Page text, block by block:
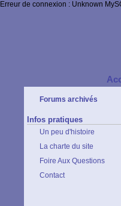
Erreur de connexion : Unknown
Forums archivés
Infos pratiques
Un peu d'histoire
La charte du site
Foire Aux Questions
Contact